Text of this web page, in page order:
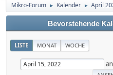
Mikro-Forum ► Kalender ► April
Bevorstehende
LISTE MONAT WOCHE
an